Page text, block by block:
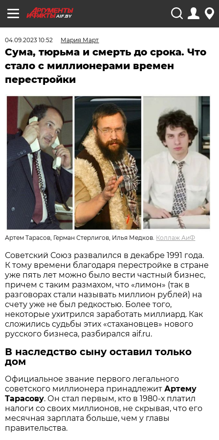
AIF.BY
04.09.2023 10:52 Мария Март
Сума, тюрьма и смерть до срока. Что
стало с миллионерами времен
перестройки
Артем Тарасов, Герман Стерлигов, Илья Медков. Коллаж АиФ
Советский Союз развалился в декабре 1991 года.
К тому времени благодаря перестройке в стране
уже пять лет можно было вести частный бизнес,
причем с таким размахом, что «лимон» (так в
разговорах стали называть миллион рублей) на
счету уже не был редкостью. Более того,
некоторые ухитрился заработать миллиард. Как
сложились судьбы этих «стахановцев» нового
русского бизнеса, разбирался aif.ru.
В наследство сыну оставил только
дом
Официальное звание первого легального
советского миллионера принадлежитАртему
Тарасову. Он стал первым, кто в 1980-х платил
налоги со своих миллионов, не скрывая, что его
месячная зарплата больше, чем у главы
правительства.